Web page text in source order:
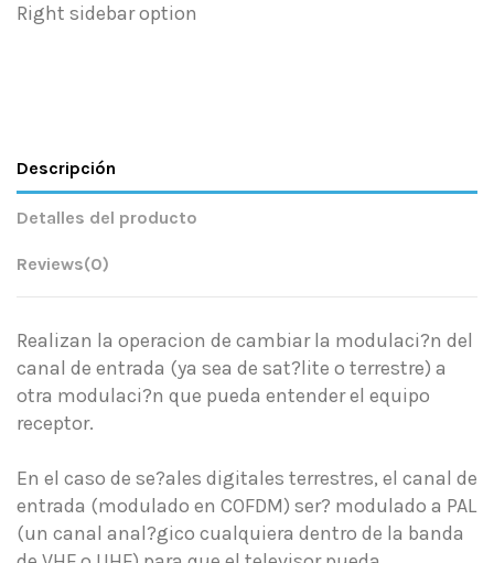
Right sidebar option
Descripción
Detalles del producto
Reviews(0)
Realizan la operacion de cambiar la modulaci?n del
canal de entrada (ya sea de sat?lite o terrestre) a
otra modulaci?n que pueda entender el equipo
receptor.
En el caso de se?ales digitales terrestres, el canal de
entrada (modulado en COFDM) ser? modulado a PAL
(un canal anal?gico cualquiera dentro de la banda